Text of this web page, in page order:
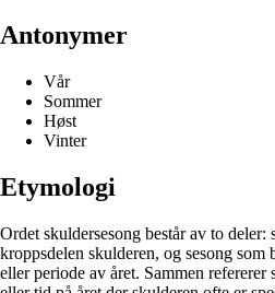
Antonymer
Vår
Sommer
Høst
Vinter
Etymologi
Ordet skuldersesong består av to deler:
kroppsdelen skulderen, og sesong som
eller periode av året. Sammen refererer